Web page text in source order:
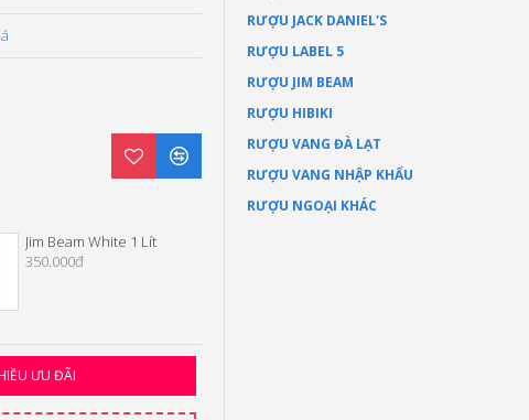
ƯU ĐÃI
Jim Beam White 1 Lít
350.000đ
RƯỢU JACK DANIEL'S
RƯỢU LABEL 5
RƯỢU JIM BEAM
RƯỢU HIBIKI
RƯỢU VANG ĐÀ LẠT
RƯỢU VANG NHẬP KHẨU
RƯỢU NGOẠI KHÁC